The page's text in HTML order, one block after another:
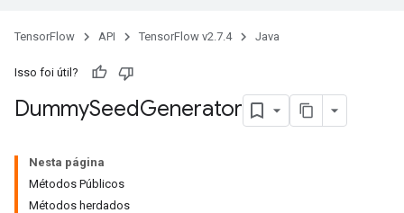
TensorFlow API TensorFlow v2.7.4 Java
Isso foi útil?
DummySeedGenerator
Nesta página
Métodos Públicos
Métodos herdados